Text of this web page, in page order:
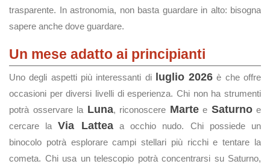
trasparente. In astronomia, non basta guardare in alto: bisogna
sapere anche dove guardare.
Un mese adatto ai principianti
Uno degli aspetti più interessanti di luglio 2026 è che offre
occasioni per diversi livelli di esperienza. Chi non ha strumenti
potrà osservare la Luna, riconoscere Martee Saturnoe
cercare laVia Latteaa occhio nudo. Chi possiede un
binocolo potrà esplorare campi stellari più ricchi e tentare la
cometa. Chi usa un telescopio potrà concentrarsi su Saturno,